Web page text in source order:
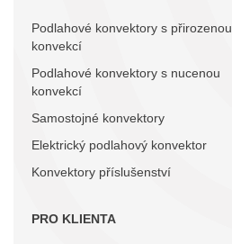
Podlahové konvektory s přirozenou
konvekcí
Podlahové konvektory s nucenou
konvekcí
Samostojné konvektory
Elektrický podlahový konvektor
Konvektory příslušenství
PRO KLIENTA